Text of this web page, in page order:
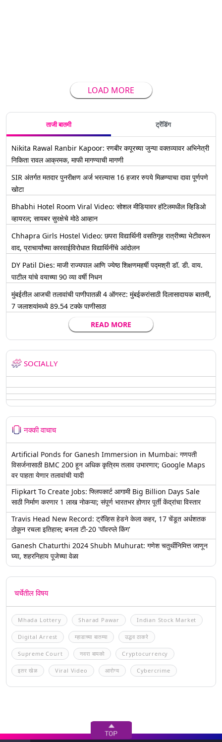
LOAD MORE
ताजी बातमी ट्रेंडिंग
Nikita Rawal Ranbir Kapoor: रणबीर कपूरच्या जुन्या वक्तव्यावर अभिनेत्री
निकिता रावल आक्रमक, माफी मागण्याची मागणी
SIR अंतर्गत मतदार पुनरीक्षण अर्ज भरल्यास 16 हजार रुपये मिळण्याचा दावा पूर्णपणे
खोटा
Bhabhi Hotel Room Viral Video: सोशल मीडियावर हॉटेलमधील व्हिडिओ
व्हायरल; सायबर सुरक्षेचे मोठे आव्हान
Chhapra Girls Hostel Video: छपरा विद्यार्थिनी वसतिगृह रात्रीच्या भेटीवरून
वाद, प्राचार्यांच्या कारवाईविरोधात विद्यार्थिनींचे आंदोलन
DY Patil Dies: माजी राज्यपाल आणि ज्येष्ठ शिक्षणमहर्षी पद्मश्री डॉ. डी. वाय.
पाटील यांचे वयाच्या 90 व्या वर्षी निधन
मुंबईतील आजची तलावांची पाणीपातळी 4 ऑगस्ट: मुंबईकरांसाठी दिलासादायक बातमी,
7 जलाशयांमध्ये 89.54 टक्के पाणीसाठा
READ MORE
SOCIALLY
नक्की वाचाच
Artificial Ponds for Ganesh Immersion in Mumbai: गणपती
विसर्जनासाठी BMC 200 हून अधिक कृत्रिम तलाव उभारणार; Google Maps
वर पाहता येणार तलावांची यादी
Flipkart To Create Jobs: फ्लिपकार्ट आगामी Big Billion Days Sale
साठी निर्माण करणार 1 लाख नोकऱ्या; संपूर्ण भारतभर होणार पूर्ती केंद्रांचा विस्तार
Travis Head New Record: ट्रॅव्हिस हेडने केला कहर, 17 चेंडूत अर्धशतक
ठोकून रचला इतिहास; बनला टी-20 'पॉवरप्ले किंग'
Ganesh Chaturthi 2024 Shubh Muhurat: गणेश चतुर्थीनिमित्त जाणून
घ्या, शहरनिहाय पूजेच्या वेळा
चर्चेतील विषय
Mhada Lottery Sharad Pawar Indian Stock Market
Digital Arrest म्हाडाच्या बातम्या उद्धव ठाकरे
Supreme Court नवरा बायको Cryptocurrency
इतर खेळ Viral Video आरोग्य Cybercrime